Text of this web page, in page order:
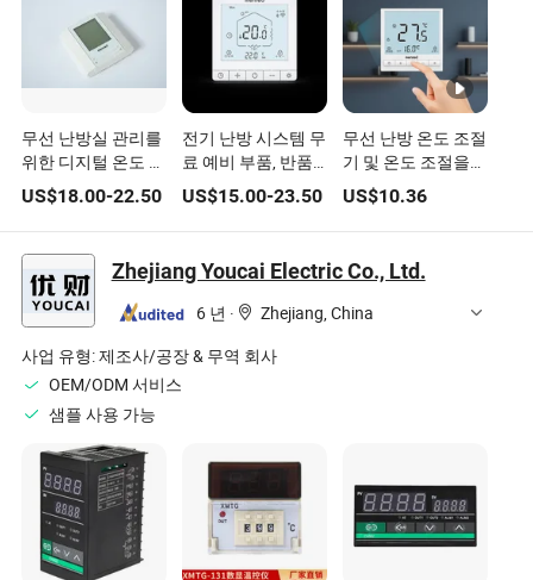
무선 난방실 관리를
위한 디지털 온도 조
절기
US$18.00-22.50
전기 난방 시스템 무
료 예비 부품, 반품
및 교환 디지털 온도
조절기
US$15.00-23.50
무선 난방 온도 조절
기 및 온도 조절을
위한 디지털 컨트롤
러
US$10.36
Zhejiang Youcai Electric Co., Ltd.
6 년 ·
Zhejiang, China
사업 유형:제조사/공장 & 무역 회사
OEM/ODM 서비스
샘플 사용 가능